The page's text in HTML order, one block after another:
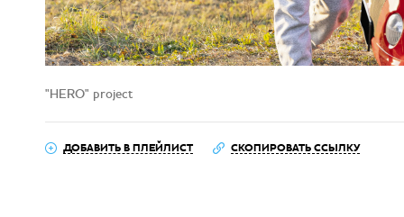
"HERO" project
ДОБАВИТЬ В ПЛЕЙЛИСТ СКОПИРОВАТЬ ССЫЛКУ